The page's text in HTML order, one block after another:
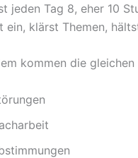
jeden Tag 8, eher 10
ein, klärst Themen,
kommen die